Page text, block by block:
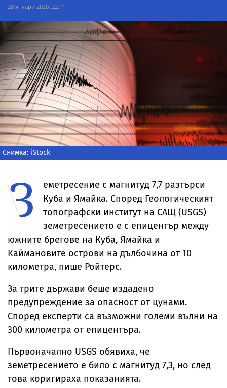
28 януари 2020, 22:11
Снимка: iStock
З
еметресение с магнитуд 7,7 разтърси
Куба и Ямайка. Според Геологическият
топографски институт на САЩ (USGS)
земетресението е с епицентър между
южните брегове на Куба, Ямайка и
Каймановите острови на дълбочина от 10
километра, пише Ройтерс.
За трите държави беше издадено
предупреждение за опасност от цунами.
Според експерти са възможни големи вълни на
300 километра от епицентъра.
Първоначално USGS обявиха, че
земетресението е било с магнитуд 7,3, но след
това коригираха показанията.